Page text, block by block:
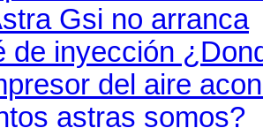
Gsi no arranca
de inyección
del aire
astras somos?